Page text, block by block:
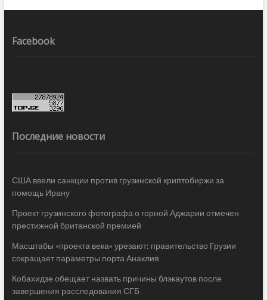
Facebook
Последние новости
США ввели санкции против грузинской криптобиржи за
помощь Ирану
Проект грузинского фотографа о горной Аджарии отмечен
престижной британской премией
Масштабы «проекта века» урезают: правительство Грузии
сокращает параметры порта Анаклия
Кобахидзе обещает назвать причины блэкаутов после
завершения расследования СГБ